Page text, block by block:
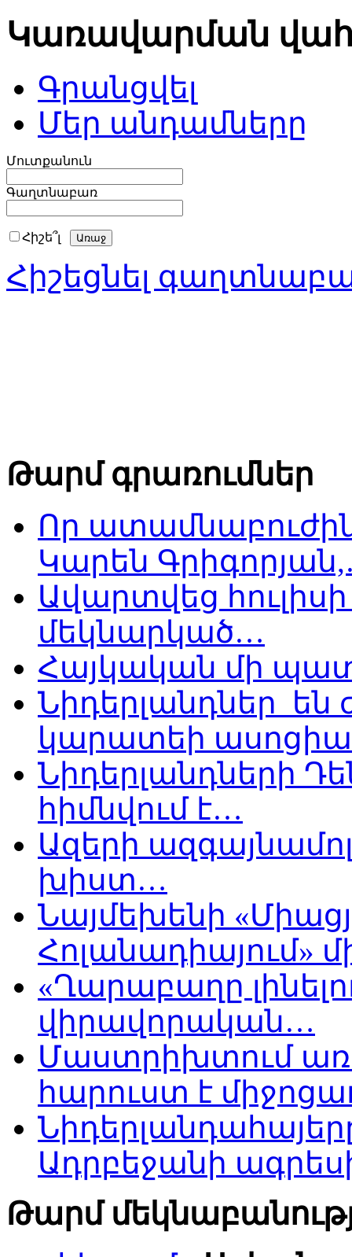
Կառավարման
Գրանցվել
Մեր անդամները
Մուտքանուն
Գաղտնաբառ
Հիշե՞լ
Հիշեցնել
Թարմ գրառումներ
Որ
Կարեն
Ավարտվեց
մեկնարկած…
Հայկական մի
Նիդերլանդներ
կարատեի
Նիդերլանդների
հիմնվում է…
Ազերի
խիստ…
Նայմեխենի
Հոլանադիայում»
«Ղարաբաղը
վիրավորական…
Մաստրիխտում
հարուստ է
Ադրբեջանի
Թարմ